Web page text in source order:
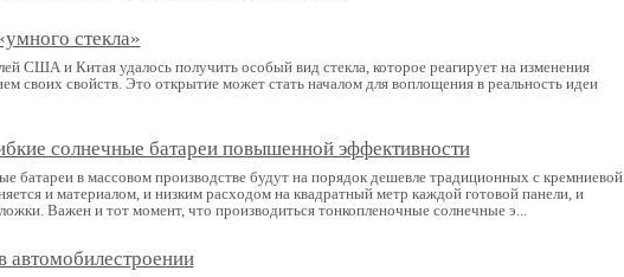
стекла»
США и Китая удалось получить особый вид стекла, которое реагирует на изменения
своих свойств. Это открытие может стать началом для воплощения в реальность идеи
солнечные батареи повышенной эффективности
батареи в массовом производстве будут на порядок дешевле традиционных с кремниевой
и материалом, и низким расходом на квадратный метр каждой готовой панели, и
Важен и тот момент, что производиться тонкопленочные солнечные э...
автомобилестроении